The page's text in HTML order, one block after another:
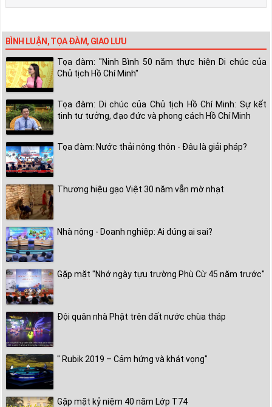
BÌNH LUẬN, TỌA ĐÀM, GIAO LƯU
Tọa đàm: "Ninh Bình 50 năm thực hiện Di chúc của
Chủ tịch Hồ Chí Minh"
Tọa đàm: Di chúc của Chủ tịch Hồ Chí Minh: Sự kết
tinh tư tưởng, đạo đức và phong cách Hồ Chí Minh
Tọa đàm: Nước thải nông thôn - Đâu là giải pháp?
Thương hiệu gạo Việt 30 năm vẫn mờ nhạt
Nhà nông - Doanh nghiệp: Ai đúng ai sai?
Gặp mặt "Nhớ ngày tựu trường Phù Cừ 45 năm trước"
Đội quân nhà Phật trên đất nước chùa tháp
" Rubik 2019 – Cảm hứng và khát vọng"
Gặp mặt kỷ niệm 40 năm Lớp T74